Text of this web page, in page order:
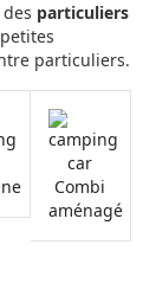
particuliers
particuliers.
Combi
aménagé